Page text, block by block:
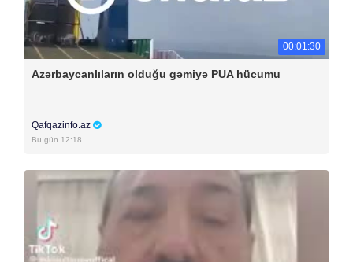
00:01:30
Azərbaycanlıların olduğu gəmiyə PUA hücumu
Qafqazinfo.az
Bu gün 12:18